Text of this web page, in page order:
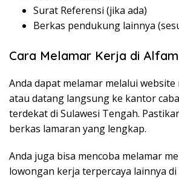
Surat Referensi (jika ada)
Berkas pendukung lainnya
Cara Melamar Kerja di
Anda dapat melamar melalui
atau datang langsung ke kantor
terdekat di Sulawesi Tengah.
berkas lamaran yang lengkap.
Anda juga bisa mencoba melamar
lowongan kerja terpercaya lainnya di